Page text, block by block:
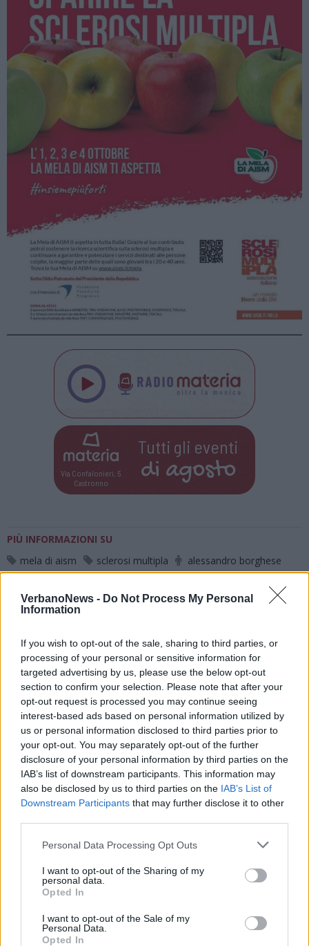
VerbanoNews - Do Not Process My Personal
Information
If you wish to opt-out of the sale, sharing to third parties, or
processing of your personal or sensitive information for
targeted advertising by us, please use the below opt-out
section to confirm your selection. Please note that after your
opt-out request is processed you may continue seeing
interest-based ads based on personal information utilized by
us or personal information disclosed to third parties prior to
your opt-out. You may separately opt-out of the further
disclosure of your personal information by third parties on the
IAB’s list of downstream participants. This information may
also be disclosed by us to third parties on the IAB’s List of
Downstream Participants that may further disclose it to other
Personal Data Processing Opt Outs
I want to opt-out of the Sharing of my
personal data.
Opted In
I want to opt-out of the Sale of my
Personal Data.
Opted In
Via Confalonieri, 5
Castronno
Tutti gli eventi
di agosto
PIÙ INFORMAZIONI SU
mela di aism
sclerosi multipla
alessandro borghese
sesto calende